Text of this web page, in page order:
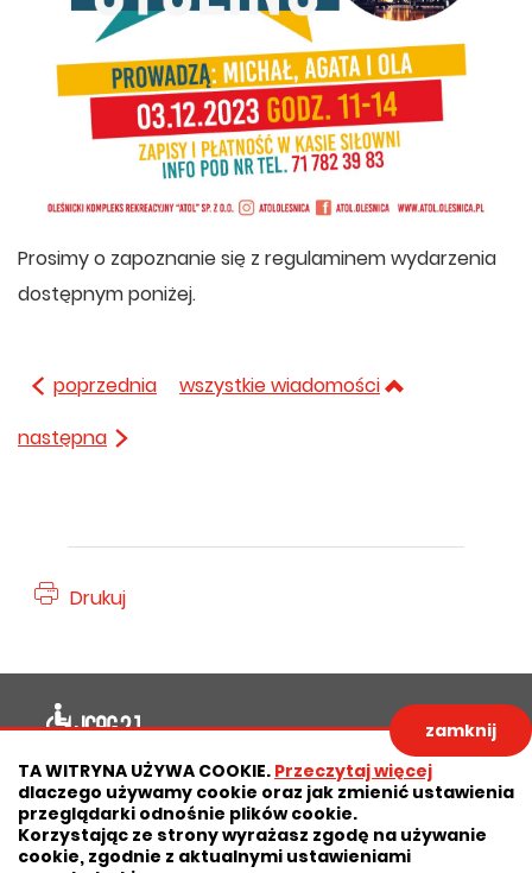
TA WITRYNA UŻYWA COOKIE. Przeczytaj więcej
dlaczego używamy cookie oraz jak zmienić ustawienia
przeglądarki odnośnie plików cookie.
Korzystając ze strony wyrażasz zgodę na używanie
cookie, zgodnie z aktualnymi ustawieniami
zamknij
Prosimy o zapoznanie się z regulaminem wydarzenia
dostępnym poniżej.
poprzednia
wszystkie wiadomości
następna
Drukuj
Deklaracja dostępności
Polityka prywatności
Zastrzeżenia prawne
RODO
Deklaracja dostępności
Mapa strony